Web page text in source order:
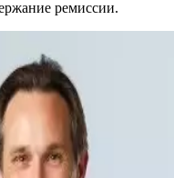
ремиссии.